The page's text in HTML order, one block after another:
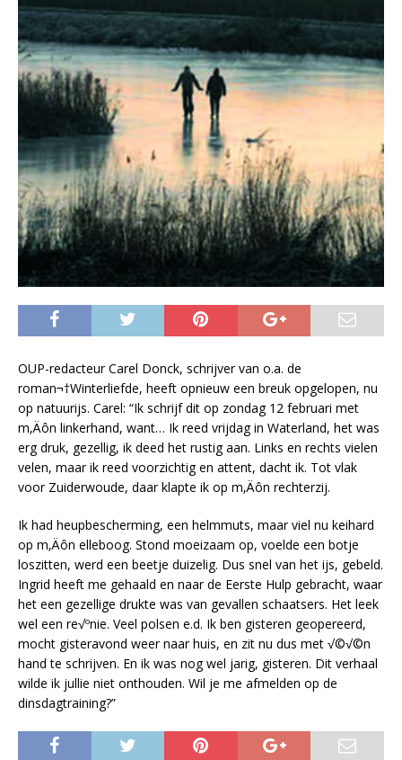
OUP-redacteur Carel Donck, schrijver van o.a. de
roman¬†Winterliefde, heeft opnieuw een breuk opgelopen, nu
op natuurijs. Carel: “Ik schrijf dit op zondag 12 februari met
m‚Äôn linkerhand, want… Ik reed vrijdag in Waterland, het was
erg druk, gezellig, ik deed het rustig aan. Links en rechts vielen
velen, maar ik reed voorzichtig en attent, dacht ik. Tot vlak
voor Zuiderwoude, daar klapte ik op m‚Äôn rechterzij.
Ik had heupbescherming, een helmmuts, maar viel nu keihard
op m‚Äôn elleboog. Stond moeizaam op, voelde een botje
loszitten, werd een beetje duizelig. Dus snel van het ijs, gebeld.
Ingrid heeft me gehaald en naar de Eerste Hulp gebracht, waar
het een gezellige drukte was van gevallen schaatsers. Het leek
wel een re√ºnie. Veel polsen e.d. Ik ben gisteren geopereerd,
mocht gisteravond weer naar huis, en zit nu dus met √©√©n
hand te schrijven. En ik was nog wel jarig, gisteren. Dit verhaal
wilde ik jullie niet onthouden. Wil je me afmelden op de
dinsdagtraining?”